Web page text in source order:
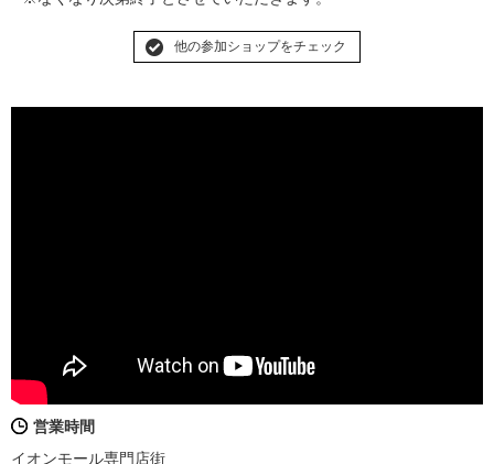
他の参加ショップをチェック
営業時間
イオンモール専門店街